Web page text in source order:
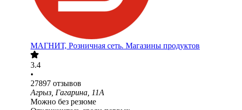
МАГНИТ, Розничная сеть. Магазины продуктов
3.4
•
27897 отзывов
Агрыз, Гагарина, 11А
Можно без резюме